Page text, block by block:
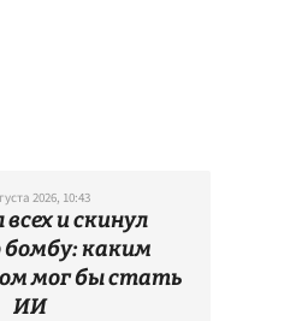
2026, 10:43
и скинул
бомбу: каким
мог бы стать
ИИ